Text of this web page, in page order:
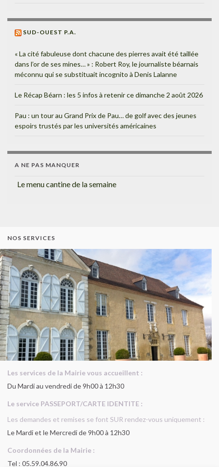
SUD-OUEST P.A.
« La cité fabuleuse dont chacune des pierres avait été taillée
dans l’or de ses mines… » : Robert Roy, le journaliste béarnais
méconnu qui se substituait incognito à Denis Lalanne
Le Récap Béarn : les 5 infos à retenir ce dimanche 2 août 2026
Pau : un tour au Grand Prix de Pau… de golf avec des jeunes
espoirs trustés par les universités américaines
A NE PAS MANQUER
Le menu cantine de la semaine
NOS SERVICES
Les services de la Mairie vous accueillent :
Du Mardi au vendredi de 9h00 à 12h30
Le service PASSEPORT/CARTE IDENTITE :
Les demandes et remises se font SUR rendez-vous uniquement :
Le Mardi et le Mercredi de 9h00 à 12h30
Coordonnées de la Mairie :
Tel : 05.59.04.86.90